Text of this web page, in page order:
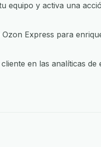
equipo y activa una
Express para
en las analíticas de